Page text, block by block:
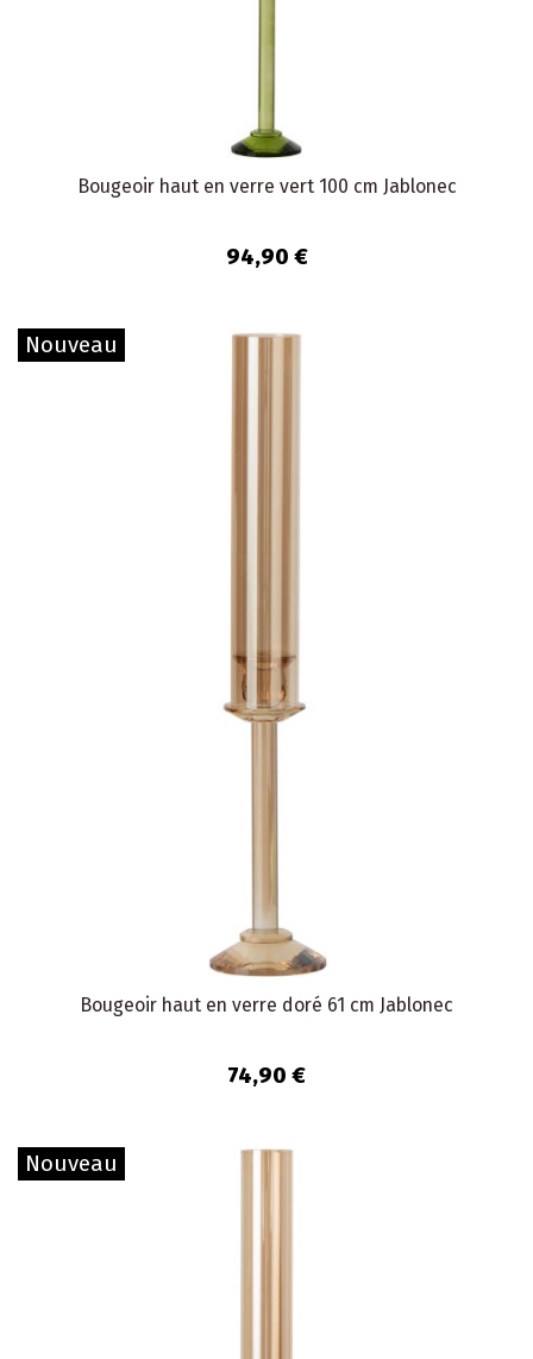
Bougeoir haut en verre vert 100 cm Jablonec
94,90 €
Nouveau
Bougeoir haut en verre doré 61 cm Jablonec
74,90 €
Nouveau